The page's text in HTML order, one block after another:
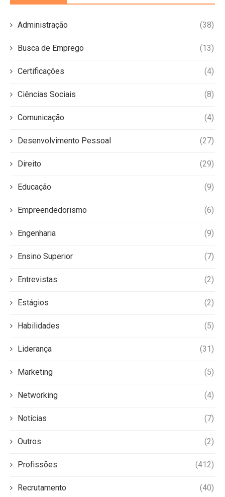
Administração (38)
Busca de Emprego (13)
Certificações (4)
Ciências Sociais (8)
Comunicação (4)
Desenvolvimento Pessoal (27)
Direito (29)
Educação (9)
Empreendedorismo (6)
Engenharia (9)
Ensino Superior (7)
Entrevistas (2)
Estágios (2)
Habilidades (5)
Liderança (31)
Marketing (5)
Networking (4)
Notícias (7)
Outros (2)
Profissões (412)
Recrutamento (40)